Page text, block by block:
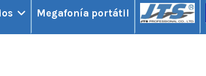
Megafonía portátil